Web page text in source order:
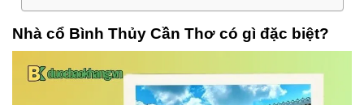
Nhà cổ Bình Thủy Cần Thơ có gì đặc biệt?